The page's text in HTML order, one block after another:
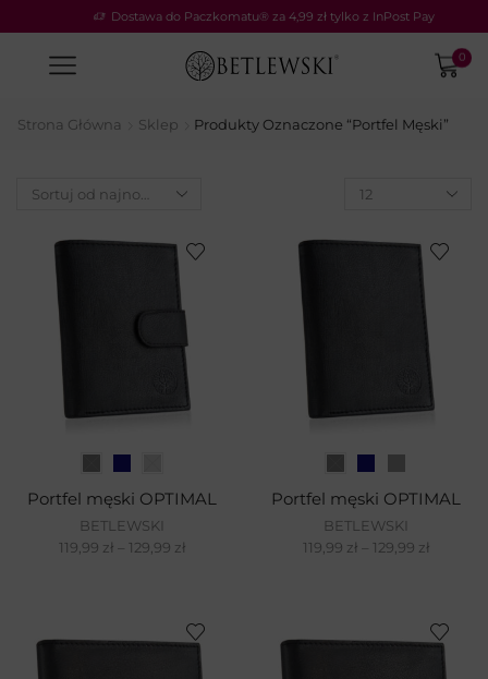
Dostawa do Paczkomatu® za 4,99 zł tylko z InPost Pay
0
Strona Główna Sklep Produkty Oznaczone “portfel Męski”
Portfel męski OPTIMAL
BETLEWSKI
119,99 zł – 129,99 zł
Portfel męski OPTIMAL
BETLEWSKI
119,99 zł – 129,99 zł